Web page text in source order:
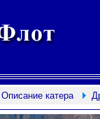
Описание катера